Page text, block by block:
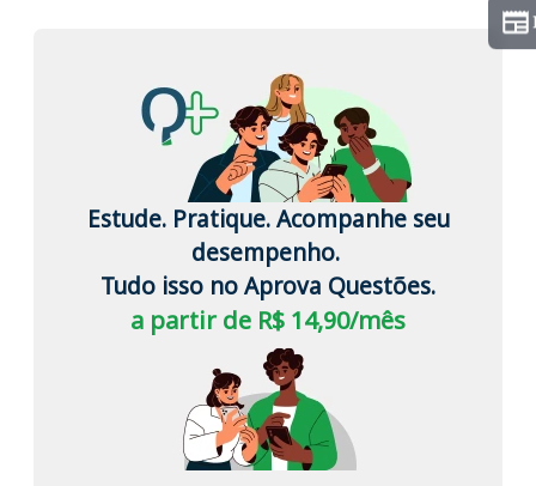
Estude. Pratique. Acompanhe seu
desempenho.
Tudo isso no Aprova Questões.
a partir de R$ 14,90/mês